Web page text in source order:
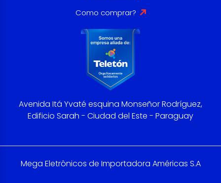
Como comprar?
Avenida Itá Yvaté esquina Monseñor Rodríguez,
Edificio Sarah - Ciudad del Este - Paraguay
Mega Eletrônicos de Importadora Américas S.A